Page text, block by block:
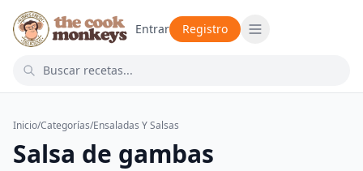
Entrar Registro
Inicio/Categorías/Ensaladas Y Salsas
Salsa de gambas